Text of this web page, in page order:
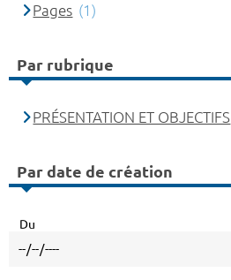
Pages (1)
Par rubrique
PRÉSENTATION ET OBJECTIFS
Par date de création
Du